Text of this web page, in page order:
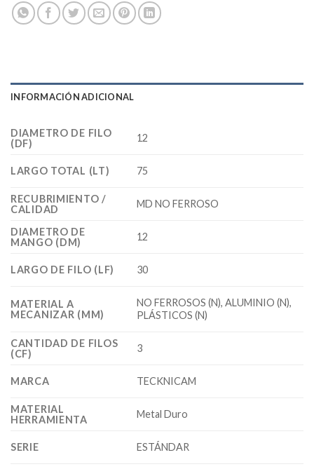
INFORMACIÓN ADICIONAL
DIAMETRO DE FILO
(DF)
12
LARGO TOTAL (LT) 75
RECUBRIMIENTO /
CALIDAD
MD NO FERROSO
DIAMETRO DE
MANGO (DM)
12
LARGO DE FILO (LF) 30
MATERIAL A
MECANIZAR (MM)
NO FERROSOS (N), ALUMINIO (N),
PLÁSTICOS (N)
CANTIDAD DE FILOS
(CF)
3
MARCA TECKNICAM
MATERIAL
HERRAMIENTA
Metal Duro
SERIE ESTÁNDAR